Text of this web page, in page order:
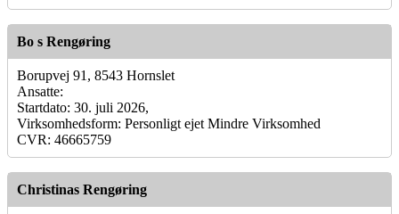
Bo s Rengøring
Borupvej 91, 8543 Hornslet
Ansatte:
Startdato: 30. juli 2026,
Virksomhedsform: Personligt ejet Mindre Virksomhed
CVR: 46665759
Christinas Rengøring